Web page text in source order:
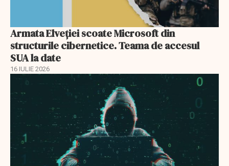
Armata Elveției scoate Microsoft din
structurile cibernetice. Teama de accesul
SUA la date
16 IULIE 2026